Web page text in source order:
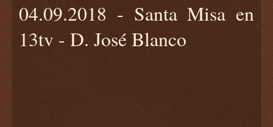
04.09.2018 - Santa Misa en
13tv - D. José Blanco